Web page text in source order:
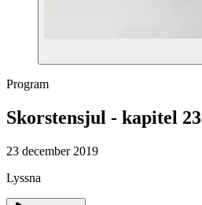
Program
Skorstensjul - kapitel 23
23 december 2019
Lyssna